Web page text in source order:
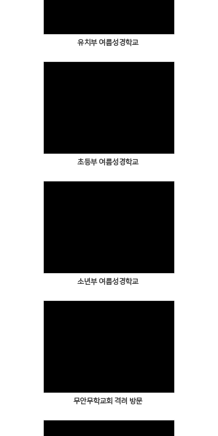
유치부 여름성경학교
초등부 여름성경학교
소년부 여름성경학교
무안무학교회 격려 방문